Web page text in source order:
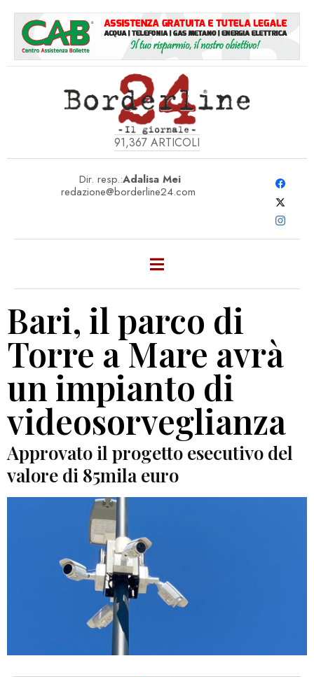
91,367 ARTICOLI
Dir. resp.:Adalisa Mei
redazione@borderline24.com
Bari, il parco di
Torre a Mare avrà
un impianto di
videosorveglianza
Approvato il progetto esecutivo del
valore di 85mila euro